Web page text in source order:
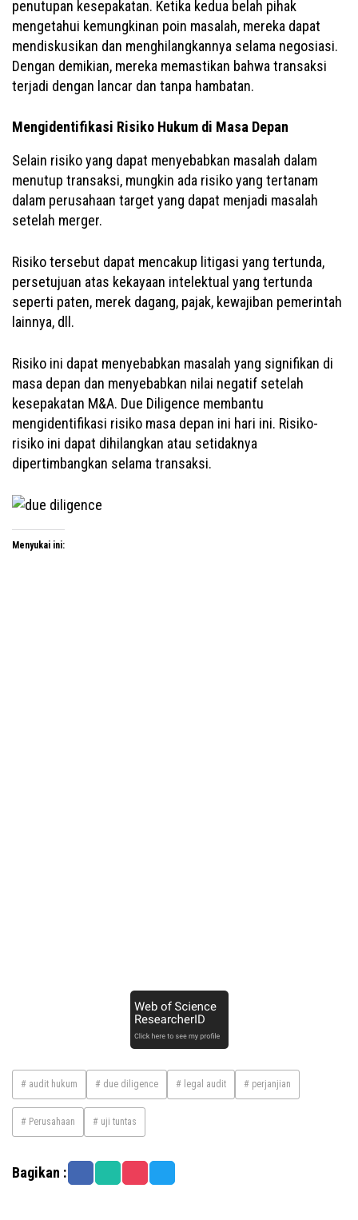
penutupan kesepakatan. Ketika kedua belah pihak
mengetahui kemungkinan poin masalah, mereka dapat
mendiskusikan dan menghilangkannya selama negosiasi.
Dengan demikian, mereka memastikan bahwa transaksi
terjadi dengan lancar dan tanpa hambatan.
Mengidentifikasi Risiko Hukum di Masa Depan
Selain risiko yang dapat menyebabkan masalah dalam
menutup transaksi, mungkin ada risiko yang tertanam
dalam perusahaan target yang dapat menjadi masalah
setelah merger.
Risiko tersebut dapat mencakup litigasi yang tertunda,
persetujuan atas kekayaan intelektual yang tertunda
seperti paten, merek dagang, pajak, kewajiban pemerintah
lainnya, dll.
Risiko ini dapat menyebabkan masalah yang signifikan di
masa depan dan menyebabkan nilai negatif setelah
kesepakatan M&A. Due Diligence membantu
mengidentifikasi risiko masa depan ini hari ini. Risiko-
risiko ini dapat dihilangkan atau setidaknya
dipertimbangkan selama transaksi.
Menyukai ini:
# audit hukum # due diligence # legal audit # perjanjian
# Perusahaan # uji tuntas
Bagikan :